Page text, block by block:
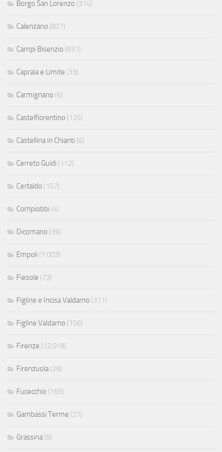
Borgo San Lorenzo (314)
Calenzano (827)
Campi Bisenzio (831)
Capraia e Limite (33)
Carmignano (6)
Castelfiorentino (125)
Castellina in Chianti (6)
Cerreto Guidi (112)
Certaldo (157)
Compiobbi (4)
Dicomano (39)
Empoli (1.003)
Fiesole (73)
Figline e Incisa Valdarno (311)
Figline Valdarno (156)
Firenze (12.019)
Firenzuola(29)
Fucecchio (169)
Gambassi Terme (27)
Grassina(8)